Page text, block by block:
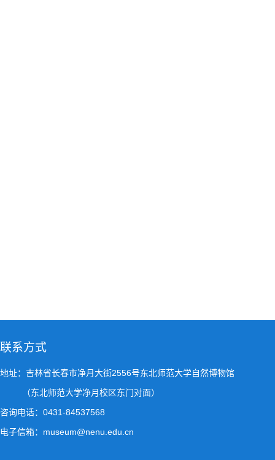
联系方式
地址：吉林省长春市净月大街2556号东北师范大学自然博物馆
（东北师范大学净月校区东门对面）
咨询电话：0431-84537568
电子信箱：museum@nenu.edu.cn